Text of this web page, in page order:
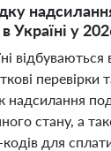
Україні у
перевірки
надсилання
стану, а
для